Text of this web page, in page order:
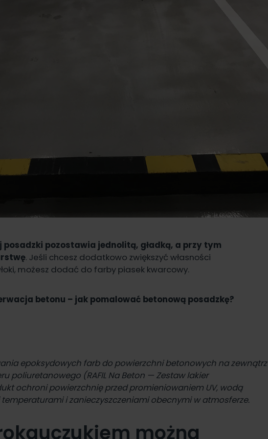
posadzki pozostawia jednolitą, gładką, a przy tym
. Jeśli chcesz dodatkowo zwiększyć własności
możesz dodać do farby piasek kwarcowy.
betonu – jak pomalować betonową posadzkę?
epoksydowych farb do powierzchni betonowych na zewnątrz
poliuretanowego (RAFIL Na Beton — Zestaw lakier
ochroni powierzchnię przed promieniowaniem UV, wodą
i zanieczyszczeniami obecnymi w atmosferze.
można